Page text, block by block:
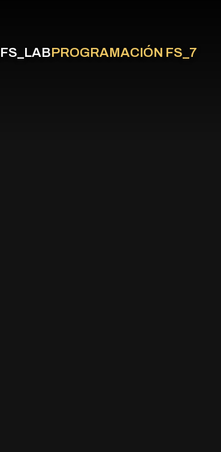
FS_LABPROGRAMACIÓN FS_7